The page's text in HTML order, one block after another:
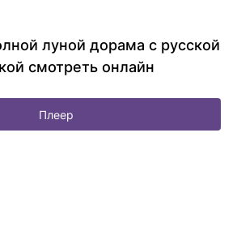
луной дорама с русской
смотреть онлайн
Плеер